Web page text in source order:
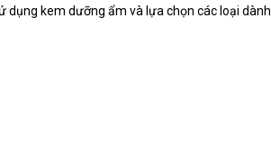
dụng kem dưỡng ẩm và lựa chọn các loại dành